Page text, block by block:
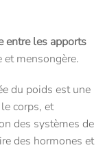
entre les apports
et mensongère.
du poids est une
corps, et
des systèmes de
des hormones et